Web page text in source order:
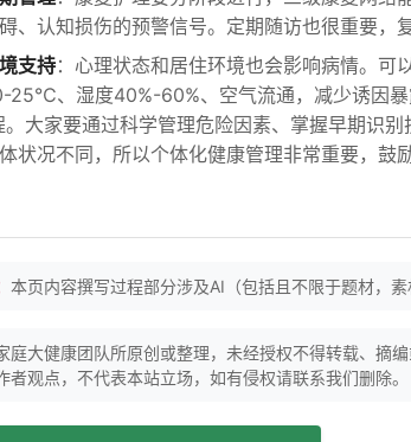
、认知损伤的预警信号。定期随访也很重要，
支持：心理状态和居住环境也会影响病情。可
25℃、湿度40%-60%、空气流通，减少诱因
。大家要通过科学管理危险因素、掌握早期识
状况不同，所以个体化健康管理非常重要，鼓
本页内容撰写过程部分涉及AI（包括且不限于题材，
庭大健康团队所原创或整理，未经授权不得转载、摘
者观点，不代表本站立场，如有侵权请联系我们删除。